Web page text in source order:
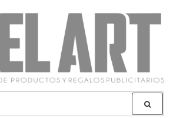
Especialistas en textil publicitario y regalos
personalizados en móstoles